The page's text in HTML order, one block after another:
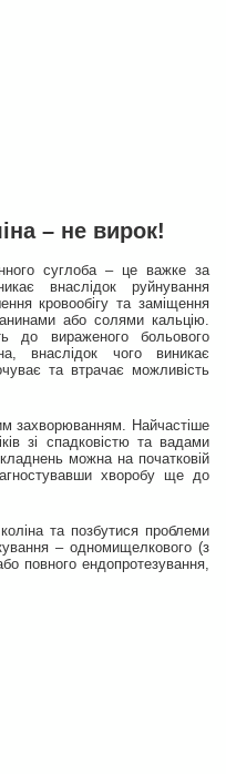
– не вирок!
суглоба – це важке за
внаслідок руйнування
кровообігу та заміщення
або солями кальцію.
до вираженого больового
внаслідок чого виникає
та втрачає можливість
захворюванням. Найчастіше
зі спадковістю та вадами
можна на початковій
хворобу ще до
та позбутися проблеми
– одномищелкового (з
повного ендопротезування,